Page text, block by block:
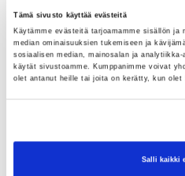
Tämä sivusto käyttää evästeitä
Käytämme evästeitä tarjoamamme sisällön ja
median ominaisuuksien tukemiseen ja
sosiaalisen median, mainosalan ja
käytät sivustoamme. Kumppanimme voivat
olet antanut heille tai joita on kerätty, kun olet
Salli kaikki
o voitte pelata viestinä
ryhmässä siten että
o tai muu malli, voit
Mauri Mikkonen ja Teemu
• Tavoitteena pelata 5–8
aikana per joukkue ja
• Tavoite on pelata
jalkaisin per osallistuja,